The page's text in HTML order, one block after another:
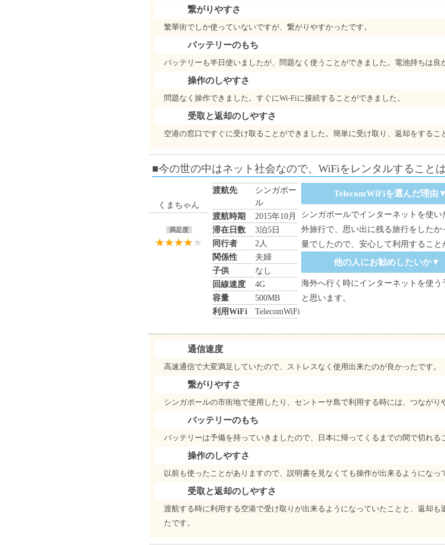
繋がりやすさ
繁華街でしか使っていないですが、繋がりやすかったです。
バッテリーのもち
バッテリーも半日使いましたが、問題なく使うことができました。電池持ちは良
操作のしやすさ
問題なく操作できました。すぐにWi-Fiに接続することができました。
受取と返却のしやすさ
空港の窓口ですぐに受け取ることができました。簡単に受け取り、返却をするこ
■今の世の中はネット社会なので、WiFiをレンタルすること
くまちゃん
満足度
渡航先
シンガポー
ル
渡航時期
2015年10月
滞在日数
3泊5日
同行者
2人
関係性
夫婦
子供
なし
回線速度
4G
容量
500MB
利用WiFi
TelecomWiFi
TelecomWiFiを選んだ理由▼
シンガポールでインターネットを使
外旅行で、思い出に残る旅行をした
量でしたので、安心して利用すること
他の人にお勧めしたいか▼
海外へ行く時にインターネットを使
と思います。
通信速度
高速通信で大変満足していたので、ストレスなく使用出来たのが良かったです。
繋がりやすさ
シンガポールの市街地で使用したり、セントーサ島で利用する時には、つながり
バッテリーのもち
バッテリーは予備を持っていきましたので、日本に帰ってくるまでの間で切れる
操作のしやすさ
以前も使ったことがありますので、説明書を見なくても操作が出来るようになっ
受取と返却のしやすさ
渡航する時に利用する空港で受け取りが出来るようになっていたことと、返却
たです。